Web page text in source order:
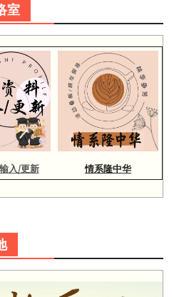
室
入/更新 情系隆中华